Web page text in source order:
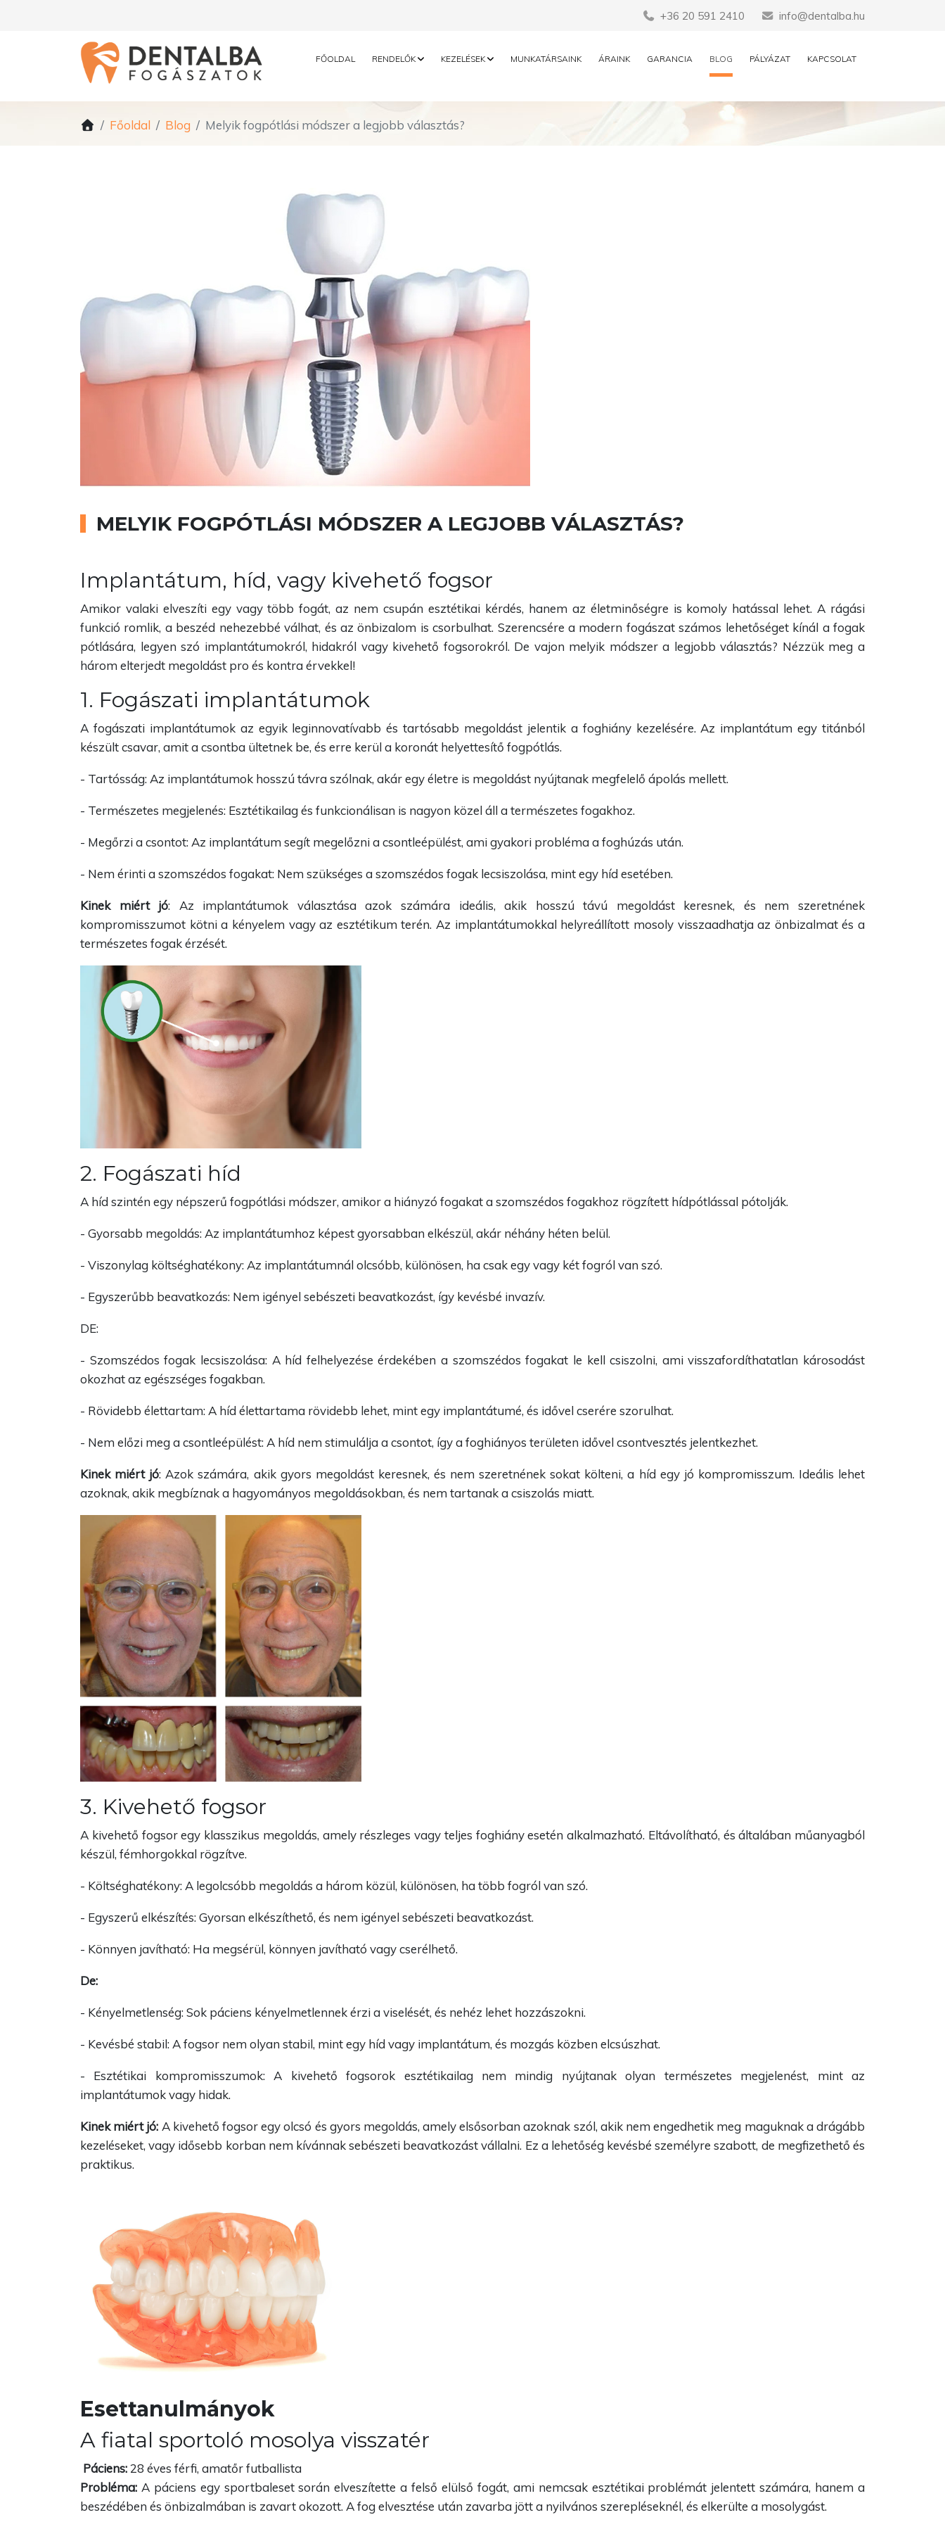
+36 20 591 2410 info@dentalba.hu
FŐOLDAL RENDELŐK KEZELÉSEK MUNKATÁRSAINK ÁRAINK GARANCIA BLOG PÁLYÁZAT KAPCSOLAT
Főoldal Blog Melyik fogpótlási módszer a legjobb választás?
MELYIK FOGPÓTLÁSI MÓDSZER A LEGJOBB VÁLASZTÁS?
Implantátum, híd, vagy kivehető fogsor
Amikor valaki elveszíti egy vagy több fogát, az nem csupán esztétikai kérdés, hanem az életminőségre is komoly hatással lehet. A rágási
funkció romlik, a beszéd nehezebbé válhat, és az önbizalom is csorbulhat. Szerencsére a modern fogászat számos lehetőséget kínál a fogak
pótlására, legyen szó implantátumokról, hidakról vagy kivehető fogsorokról. De vajon melyik módszer a legjobb választás? Nézzük meg a
három elterjedt megoldást pro és kontra érvekkel!
1. Fogászati implantátumok
A fogászati implantátumok az egyik leginnovatívabb és tartósabb megoldást jelentik a foghiány kezelésére. Az implantátum egy titánból
készült csavar, amit a csontba ültetnek be, és erre kerül a koronát helyettesítő fogpótlás.
- Tartósság: Az implantátumok hosszú távra szólnak, akár egy életre is megoldást nyújtanak megfelelő ápolás mellett.
- Természetes megjelenés: Esztétikailag és funkcionálisan is nagyon közel áll a természetes fogakhoz.
- Megőrzi a csontot: Az implantátum segít megelőzni a csontleépülést, ami gyakori probléma a foghúzás után.
- Nem érinti a szomszédos fogakat: Nem szükséges a szomszédos fogak lecsiszolása, mint egy híd esetében.
Kinek miért jó: Az implantátumok választása azok számára ideális, akik hosszú távú megoldást keresnek, és nem szeretnének
kompromisszumot kötni a kényelem vagy az esztétikum terén. Az implantátumokkal helyreállított mosoly visszaadhatja az önbizalmat és a
természetes fogak érzését.
2. Fogászati híd
A híd szintén egy népszerű fogpótlási módszer, amikor a hiányzó fogakat a szomszédos fogakhoz rögzített hídpótlással pótolják.
- Gyorsabb megoldás: Az implantátumhoz képest gyorsabban elkészül, akár néhány héten belül.
- Viszonylag költséghatékony: Az implantátumnál olcsóbb, különösen, ha csak egy vagy két fogról van szó.
- Egyszerűbb beavatkozás: Nem igényel sebészeti beavatkozást, így kevésbé invazív.
DE:
- Szomszédos fogak lecsiszolása: A híd felhelyezése érdekében a szomszédos fogakat le kell csiszolni, ami visszafordíthatatlan károsodást
okozhat az egészséges fogakban.
- Rövidebb élettartam: A híd élettartama rövidebb lehet, mint egy implantátumé, és idővel cserére szorulhat.
- Nem előzi meg a csontleépülést: A híd nem stimulálja a csontot, így a foghiányos területen idővel csontvesztés jelentkezhet.
Kinek miért jó: Azok számára, akik gyors megoldást keresnek, és nem szeretnének sokat költeni, a híd egy jó kompromisszum. Ideális lehet
azoknak, akik megbíznak a hagyományos megoldásokban, és nem tartanak a csiszolás miatt.
3. Kivehető fogsor
A kivehető fogsor egy klasszikus megoldás, amely részleges vagy teljes foghiány esetén alkalmazható. Eltávolítható, és általában műanyagból
készül, fémhorgokkal rögzítve.
- Költséghatékony: A legolcsóbb megoldás a három közül, különösen, ha több fogról van szó.
- Egyszerű elkészítés: Gyorsan elkészíthető, és nem igényel sebészeti beavatkozást.
- Könnyen javítható: Ha megsérül, könnyen javítható vagy cserélhető.
De:
- Kényelmetlenség: Sok páciens kényelmetlennek érzi a viselését, és nehéz lehet hozzászokni.
- Kevésbé stabil: A fogsor nem olyan stabil, mint egy híd vagy implantátum, és mozgás közben elcsúszhat.
- Esztétikai kompromisszumok: A kivehető fogsorok esztétikailag nem mindig nyújtanak olyan természetes megjelenést, mint az
implantátumok vagy hidak.
Kinek miért jó: A kivehető fogsor egy olcsó és gyors megoldás, amely elsősorban azoknak szól, akik nem engedhetik meg maguknak a drágább
kezeléseket, vagy idősebb korban nem kívánnak sebészeti beavatkozást vállalni. Ez a lehetőség kevésbé személyre szabott, de megfizethető és
praktikus.
Esettanulmányok
A fiatal sportoló mosolya visszatér
Páciens:28 éves férfi, amatőr futballista
Probléma: A páciens egy sportbaleset során elveszítette a felső elülső fogát, ami nemcsak esztétikai problémát jelentett számára, hanem a
beszédében és önbizalmában is zavart okozott. A fog elvesztése után zavarba jött a nyilvános szerepléseknél, és elkerülte a mosolygást.